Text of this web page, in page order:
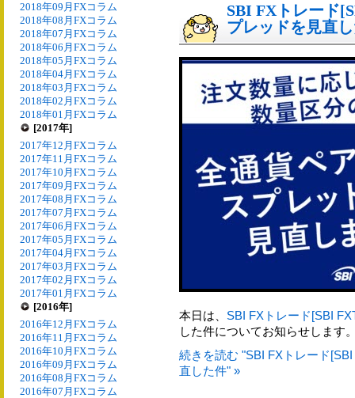
2018年09月FXコラム
2018年08月FXコラム
2018年07月FXコラム
2018年06月FXコラム
2018年05月FXコラム
2018年04月FXコラム
2018年03月FXコラム
2018年02月FXコラム
2018年01月FXコラム
[2017年]
2017年12月FXコラム
2017年11月FXコラム
2017年10月FXコラム
2017年09月FXコラム
2017年08月FXコラム
2017年07月FXコラム
2017年06月FXコラム
2017年05月FXコラム
2017年04月FXコラム
2017年03月FXコラム
2017年02月FXコラム
2017年01月FXコラム
[2016年]
2016年12月FXコラム
2016年11月FXコラム
2016年10月FXコラム
2016年09月FXコラム
2016年08月FXコラム
2016年07月FXコラム
SBI FXトレード
プレッドを見直
本日は、 SBI FXトレード[SBI
した件についてお知らせします
続きを読む "SBI FXトレード
直した件" »